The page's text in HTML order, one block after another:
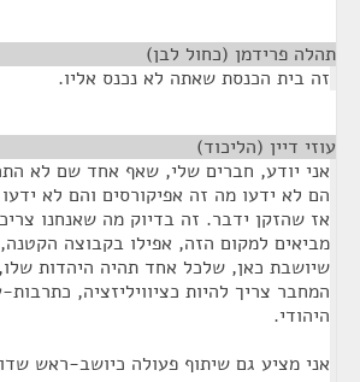
תהלה פרידמן (כחול לבן)
זה בית הכנסת שאתה לא נכנס אליו.
עוזי דיין (הליכוד)
אני יודע, חברים שלי, שאף אחד שם לא
הם לא ידעו מה זה אפיקורסים והם לא
אז שהזקן ידבר. זה בדיוק מה שאנחנו
מביאים למקום הזה, אפילו בקבוצה
שיושבת כאן, שלכל אחד תהיה היהדות
המחבר צריך להיות כציוויליזציה,
היהודי.
אני מציע גם שיתוף פעולה כיושב-ראש